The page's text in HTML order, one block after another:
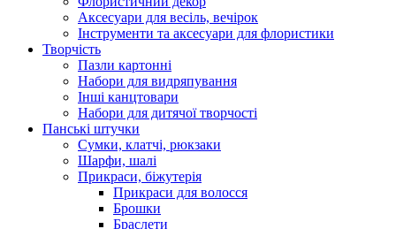
Аксесуари для весіль, вечірок
Інструменти та аксесуари для флористики
Творчість
Пазли картонні
Набори для видряпування
Інші канцтовари
Набори для дитячої творчості
Панські штучки
Сумки, клатчі, рюкзаки
Шарфи, шалі
Прикраси, біжутерія
Прикраси для волосся
Брошки
Браслети